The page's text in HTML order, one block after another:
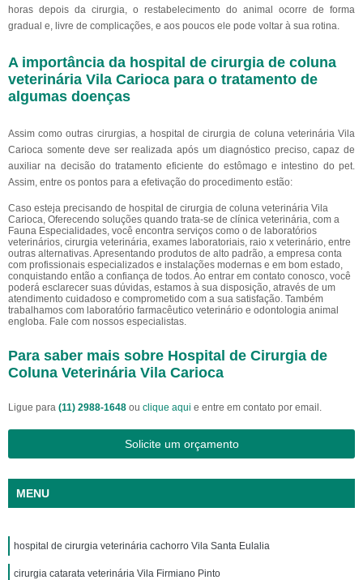
horas depois da cirurgia, o restabelecimento do animal ocorre de forma
gradual e, livre de complicações, e aos poucos ele pode voltar à sua rotina.
A importância da hospital de cirurgia de coluna
veterinária Vila Carioca para o tratamento de
algumas doenças
Assim como outras cirurgias, a hospital de cirurgia de coluna veterinária Vila
Carioca somente deve ser realizada após um diagnóstico preciso, capaz de
auxiliar na decisão do tratamento eficiente do estômago e intestino do pet.
Assim, entre os pontos para a efetivação do procedimento estão:
Caso esteja precisando de hospital de cirurgia de coluna veterinária Vila
Carioca, Oferecendo soluções quando trata-se de clínica veterinária, com a
Fauna Especialidades, você encontra serviços como o de laboratórios
veterinários, cirurgia veterinária, exames laboratoriais, raio x veterinário, entre
outras alternativas. Apresentando produtos de alto padrão, a empresa conta
com profissionais especializados e instalações modernas e em bom estado,
conquistando então a confiança de todos. Ao entrar em contato conosco, você
poderá esclarecer suas dúvidas, estamos à sua disposição, através de um
atendimento cuidadoso e comprometido com a sua satisfação. Também
trabalhamos com laboratório farmacêutico veterinário e odontologia animal
engloba. Fale com nossos especialistas.
Para saber mais sobre Hospital de Cirurgia de
Coluna Veterinária Vila Carioca
Ligue para (11) 2988-1648 ou clique aqui e entre em contato por email.
Solicite um orçamento
MENU
hospital de cirurgia veterinária cachorro Vila Santa Eulalia
cirurgia catarata veterinária Vila Firmiano Pinto